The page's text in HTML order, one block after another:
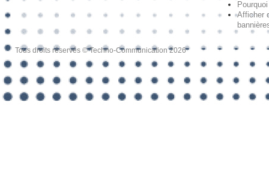
Afficher
Tous droits réservés © Techno-Communication 2026